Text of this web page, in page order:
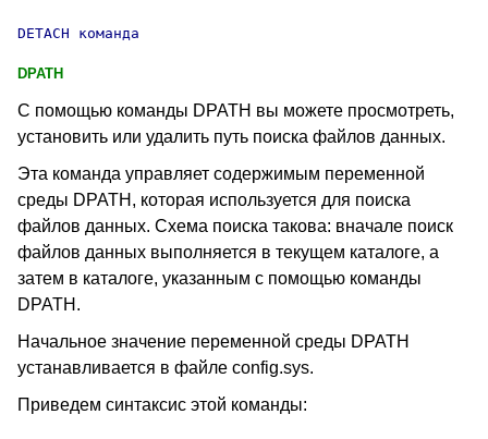
DETACH команда
DPATH
С помощью команды DPATH вы можете просмотреть,
установить или удалить путь поиска файлов данных.
Эта команда управляет содержимым переменной
среды DPATH , которая используется для поиска
файлов данных. Схема поиска такова: вначале поиск
файлов данных выполняется в текущем каталоге, а
затем в каталоге, указанным с помощью команды
DPATH.
Начальное значение переменной среды DPATH
устанавливается в файле config.sys.
Приведем синтаксис этой команды: